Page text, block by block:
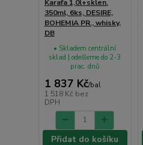
Karafa 1,0l+sklen.
350ml, 6ks, DESIRE,
BOHEMIA PR., whisky,
DB
1 837 Kč/bal
1 518 Kč bez
DPH
• Skladem centrální
sklad | odešleme do 2-3
prac. dnů
Přidat do košíku